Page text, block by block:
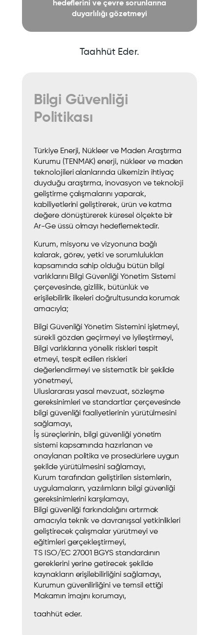
hedeflerini ve çevre sorunlarına
duyarlılığı gözetmeyi
Taahhüt Eder.
Bilgi Güvenliği
Politikası
Türkiye Enerji, Nükleer ve Maden Araştırma
Kurumu (TENMAK) enerji, nükleer ve maden
teknolojileri alanlarında ülkemizin ihtiyaç
duyduğu araştırma, inovasyon ve teknoloji
geliştirme çalışmalarını yaparak,
kabiliyetlerini geliştirerek, ürün ve katma
değere dönüştürerek küresel ölçekte bir
Ar-Ge üssü olmayı hedeflemektedir.
Kurum, misyonu ve vizyonuna bağlı
kalarak, görev, yetki ve sorumlulukları
kapsamında sahip olduğu bütün bilgi
varlıklarını Bilgi Güvenliği Yönetim Sistemi
çerçevesinde, gizlilik, bütünlük ve
erişilebilirlik ilkeleri doğrultusunda korumak
amacıyla;
Bilgi Güvenliği Yönetim Sistemini işletmeyi,
sürekli gözden geçirmeyi ve iyileştirmeyi,
Bilgi varlıklarına yönelik riskleri tespit
etmeyi, tespit edilen riskleri
değerlendirmeyi ve sistematik bir şekilde
yönetmeyi,
Uluslararası yasal mevzuat, sözleşme
gereksinimleri ve standartlar çerçevesinde
bilgi güvenliği faaliyetlerinin yürütülmesini
sağlamayı,
İş süreçlerinin, bilgi güvenliği yönetim
sistemi kapsamında hazırlanan ve
onaylanan politika ve prosedürlere uygun
şekilde yürütülmesini sağlamayı,
Kurum tarafından geliştirilen sistemlerin,
uygulamaların, yazılımların bilgi güvenliği
gereksinimlerini karşılamayı,
Bilgi güvenliği farkındalığını artırmak
amacıyla teknik ve davranışsal yetkinlikleri
geliştirecek çalışmalar yürütmeyi ve
eğitimleri gerçekleştirmeyi,
TS ISO/EC 27001 BGYS standardının
gereklerini yerine getirecek şekilde
kaynakların erişilebilirliğini sağlamayı,
Kurumun güvenilirliğini ve temsil ettiği
Makamın imajını korumayı,
taahhüt eder.